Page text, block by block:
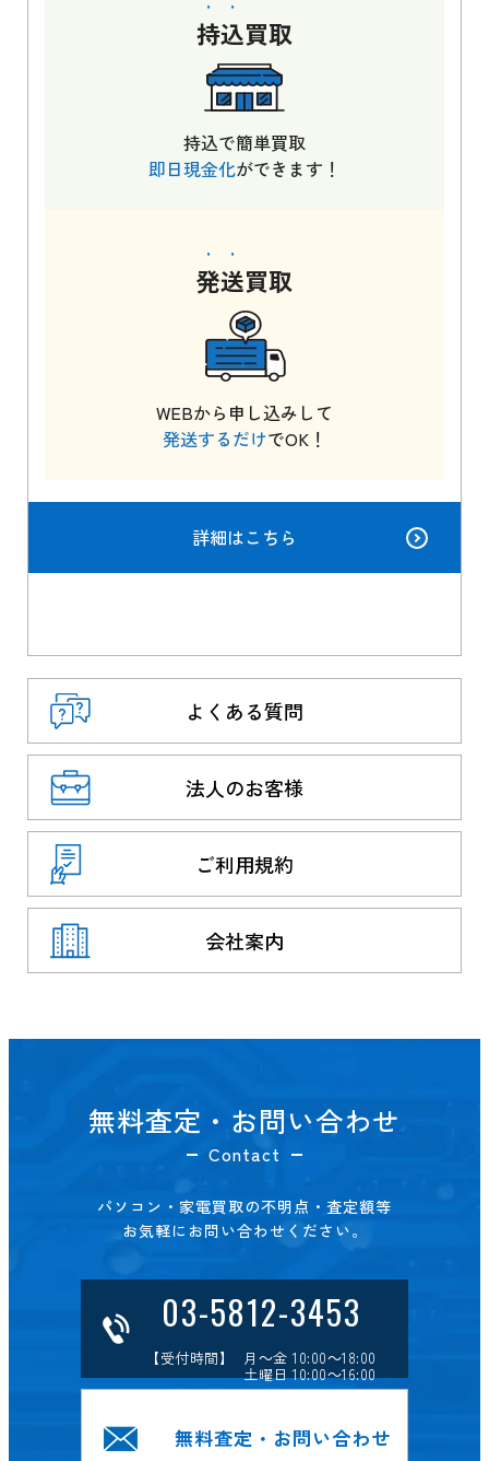
持込買取
持込で簡単買取
即日現金化ができます！
発送買取
WEBから申し込みして
発送するだけでOK！
詳細はこちら
よくある質問
法人のお客様
ご利用規約
会社案内
無料査定・お問い合わせ
Contact
パソコン・家電買取の不明点・査定額等
お気軽にお問い合わせください。
03-5812-3453
【受付時間】 月～金 10:00～18:00
土曜日 10:00～16:00
無料査定・お問い合わせ